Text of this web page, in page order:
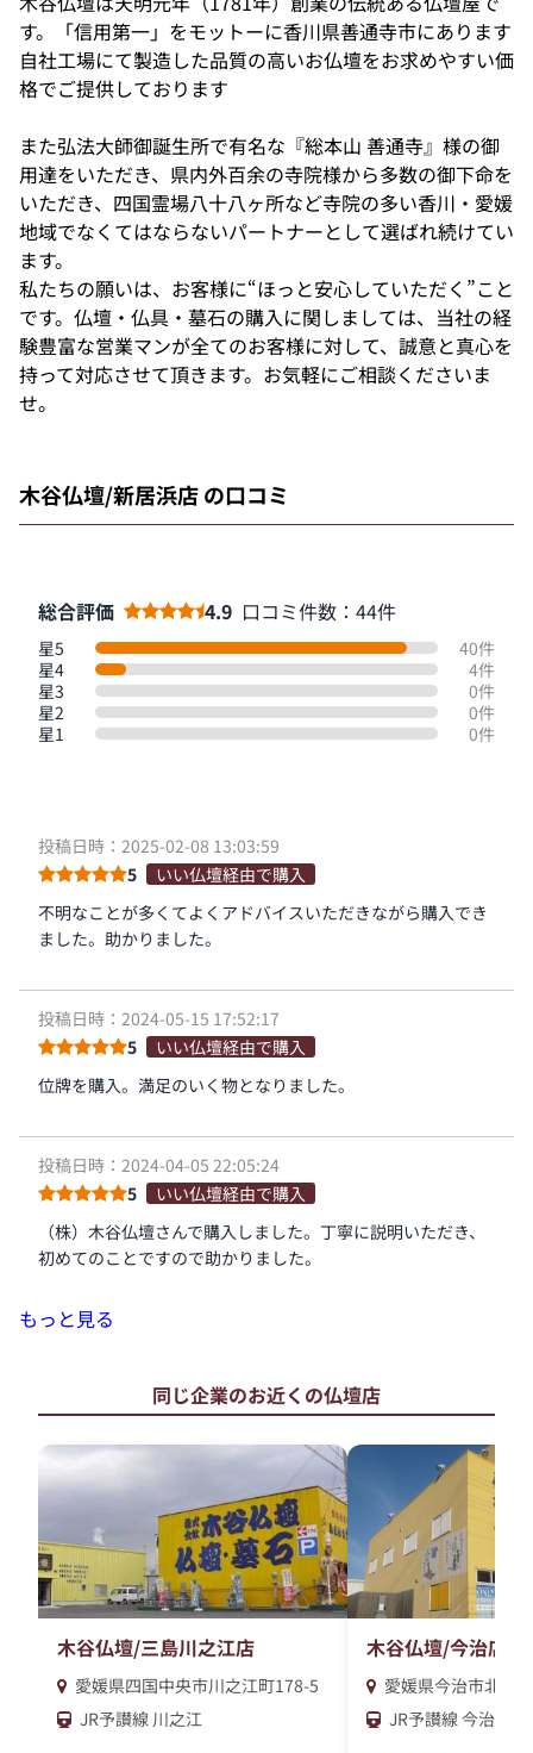
す。「信用第一」をモットーに香川県善通寺市にあります
自社工場にて製造した品質の高いお仏壇をお求めやすい価
格でご提供しております
また弘法大師御誕生所で有名な『総本山 善通寺』様の御
用達をいただき、県内外百余の寺院様から多数の御下命を
いただき、四国霊場八十八ヶ所など寺院の多い香川・愛媛
地域でなくてはならないパートナーとして選ばれ続けてい
ます。
私たちの願いは、お客様に“ほっと安心していただく”こと
です。仏壇・仏具・墓石の購入に関しましては、当社の経
験豊富な営業マンが全てのお客様に対して、誠意と真心を
持って対応させて頂きます。お気軽にご相談くださいま
せ。
木谷仏壇/新居浜店 の口コミ
総合評価 4.9 口コミ件数：44件
星5
40件
星4
4件
星3
0件
星2
0件
星1
0件
投稿日時：2025-02-08 13:03:59
5
いい仏壇経由で購入
不明なことが多くてよくアドバイスいただきながら購入でき
ました。助かりました。
投稿日時：2024-05-15 17:52:17
5
いい仏壇経由で購入
位牌を購入。満足のいく物となりました。
投稿日時：2024-04-05 22:05:24
5
いい仏壇経由で購入
（株）木谷仏壇さんで購入しました。丁寧に説明いただき、
初めてのことですので助かりました。
もっと見る
同じ企業のお近くの仏壇店
木谷仏壇/三島川之江店
愛媛県四国中央市川之江町178-5
JR予讃線 川之江
木谷仏壇/今治店
愛媛県今治市北高
JR予讃線 今治